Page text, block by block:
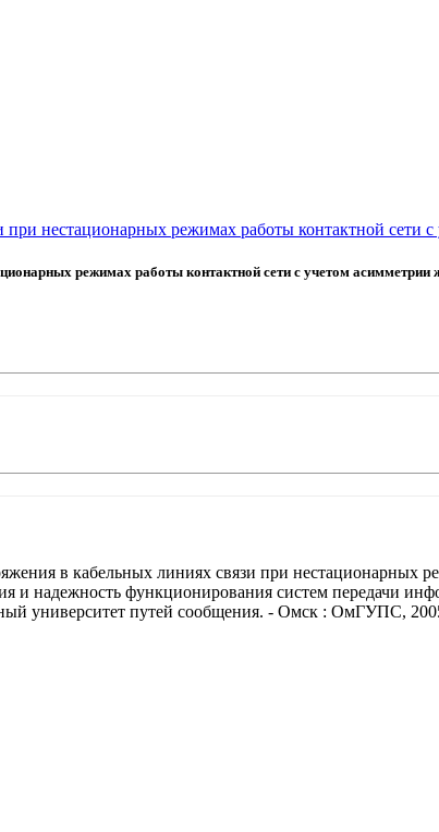
нестационарных режимах работы контактной сети
режимах работы контактной сети с учетом асимметрии
в кабельных линиях связи при нестационарных
и надежность функционирования систем передачи
университет путей сообщения. - Омск : ОмГУПС,